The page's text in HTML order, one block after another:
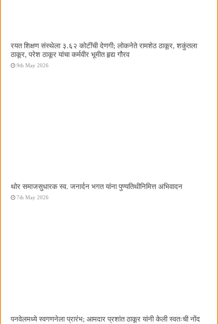
रयत शिक्षण संस्थेला ३.६२ कोटींची देणगी; लोकनेते रामशेठ ठाकूर, शकुंतला
ठाकूर, परेश ठाकूर यांचा कर्मवीर भूमीत हृद्य गौरव
9th May 2026
थोर समाजसुधारक स्व. जनार्दन भगत यांना पुण्यतिथीनिमित्त अभिवादन
7th May 2026
पनवेलमध्ये स्वगणनेला प्रारंभ; आमदार प्रशांत ठाकूर यांनी केली स्वतःची नोंद